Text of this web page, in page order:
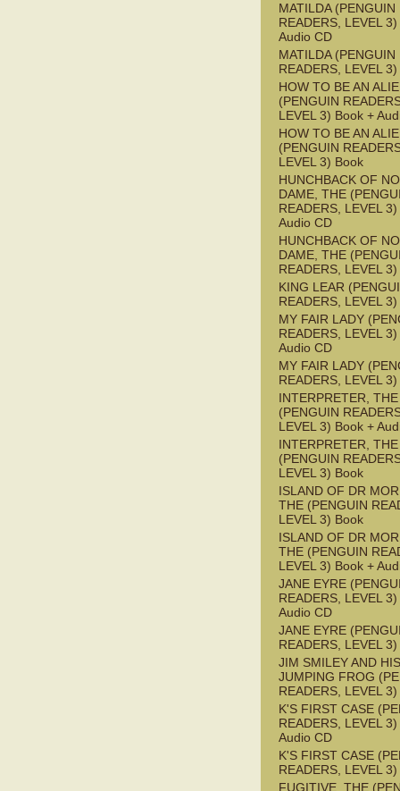
MATILDA (PENGUIN
READERS, LEVEL
Audio CD
MATILDA (PENGUIN
READERS, LEVEL
HOW TO BE AN
(PENGUIN
LEVEL 3) Book +
HOW TO BE AN
(PENGUIN
LEVEL 3) Book
HUNCHBACK OF
DAME, THE
READERS, LEVEL
Audio CD
HUNCHBACK OF
DAME, THE
READERS, LEVEL
KING LEAR
READERS, LEVEL
MY FAIR LADY
READERS, LEVEL
Audio CD
MY FAIR LADY
READERS, LEVEL
INTERPRETER, THE
(PENGUIN
LEVEL 3) Book +
INTERPRETER, THE
(PENGUIN
LEVEL 3) Book
ISLAND OF DR
THE (PENGUIN
LEVEL 3) Book
ISLAND OF DR
THE (PENGUIN
LEVEL 3) Book +
JANE EYRE
READERS, LEVEL
Audio CD
JANE EYRE
READERS, LEVEL
JIM SMILEY AND HIS
JUMPING FROG
READERS, LEVEL
K'S FIRST CASE
READERS, LEVEL
Audio CD
K'S FIRST CASE
READERS, LEVEL
FUGITIVE, THE